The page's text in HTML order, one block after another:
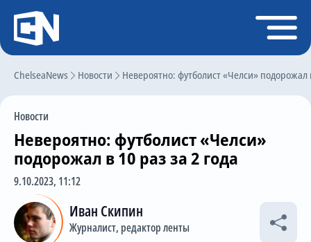
ChelseaNews Новости Невероятно: футболист «Челси» подорожал
Новости
Невероятно: футболист «Челси»
подорожал в 10 раз за 2 года
9.10.2023, 11:12
Иван Скипин
Журналист, редактор ленты
Регистрация
Главная
Трансферы
Слухи
История Челси
Статистика